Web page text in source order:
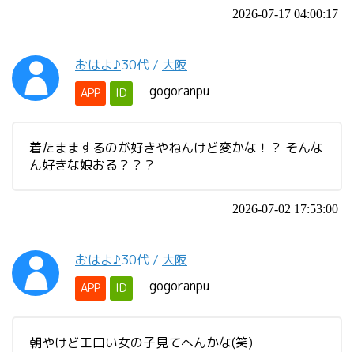
2026-07-17 04:00:17
おはよ♪30代 / 大阪
APP ID gogoranpu
着たままするのが好きやねんけど変かな！？ そんな
ん好きな娘おる？？？
2026-07-02 17:53:00
おはよ♪30代 / 大阪
APP ID gogoranpu
朝やけど工口い女の子見てへんかな(笑)